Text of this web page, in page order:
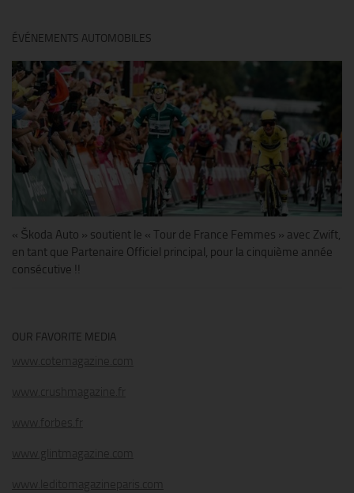
ÉVÉNEMENTS AUTOMOBILES
« Škoda Auto » soutient le « Tour de France Femmes » avec Zwift,
en tant que Partenaire Officiel principal, pour la cinquième année
consécutive !!
OUR FAVORITE MEDIA
www.cotemagazine.com
www.crushmagazine.fr
www.forbes.fr
www.glintmagazine.com
www.leditomagazineparis.com